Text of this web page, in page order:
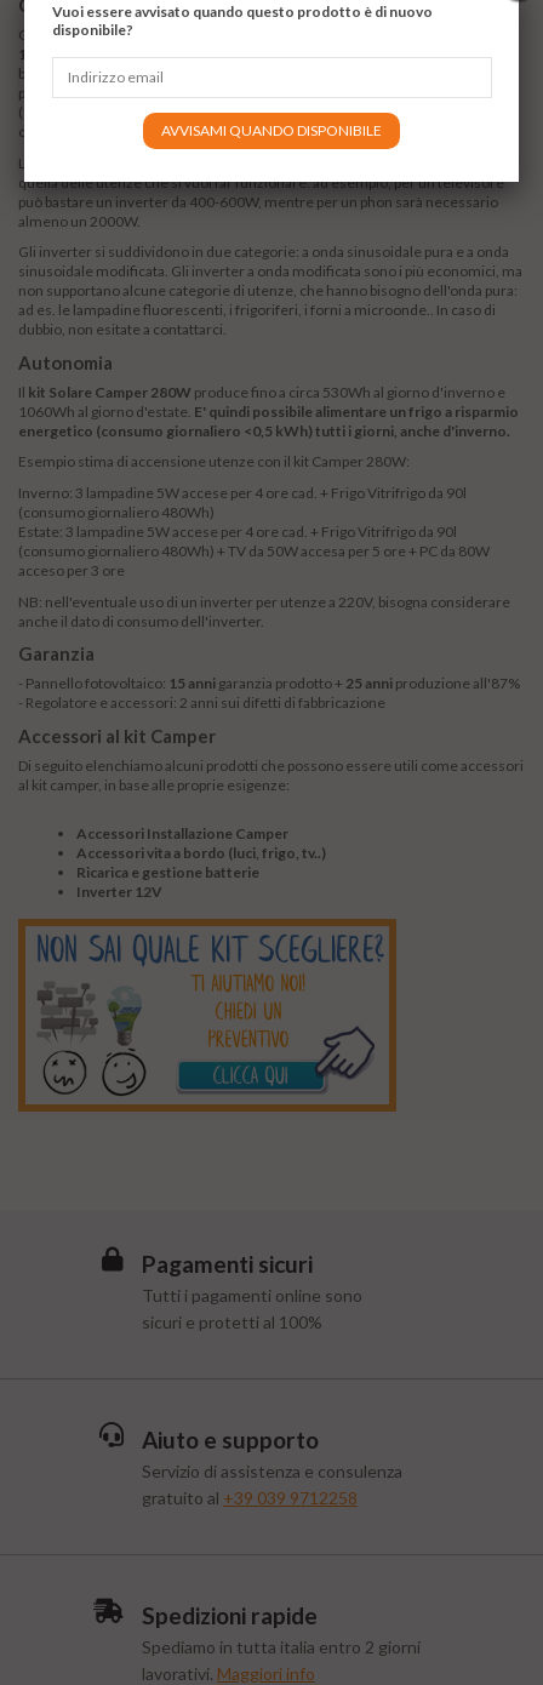
Cosa alimentare
Questo kit èadatto ad alimentare tutte le applicazioni in corrente continua a
12V
. Per le utenze a 220V, invece, serve aggiungere un inverter. Nella scelta,
bisogna tener presente che anche l’inverter ha un proprio consumo, quindi,
per preservare l’autonomia del sistema, è consigliato preferire utenze a 12V
(es: acquistare Tv a 12V, oppure collegare il pc direttamente, con un apposito
cavo, saltando il trasformatore).
La scelta dell’inverter non è legata alla potenza dei pannelli fotovoltaici, ma a
quella delle utenze che si vuol far funzionare: ad esempio, per un televisore
può bastare un inverter da 400-600W, mentre per un phon sarà necessario
almeno un 2000W.
Gli inverter si suddividono in due categorie: a onda sinusoidale pura e a onda
sinusoidale modificata. Gli inverter a onda modificata sono i più economici, ma
non supportano alcune categorie di utenze, che hanno bisogno dell'onda pura:
ad es. le lampadine fluorescenti, i frigoriferi, i forni a microonde.. In caso di
dubbio, non esitate a contattarci.
Autonomia
Il kit Solare Camper 280W produce fino a circa 530Wh al giorno d'inverno e
1060Wh al giorno d'estate. E' quindi possibile alimentare un frigo a risparmio
energetico (consumo giornaliero <0,5 kWh) tutti i giorni, anche d'inverno.
Esempio stima di accensione utenze con il kit Camper 280W:
Inverno: 3 lampadine 5W accese per 4 ore cad. + Frigo Vitrifrigo da 90l
(consumo giornaliero 480Wh)
Estate: 3 lampadine 5W accese per 4 ore cad. + Frigo Vitrifrigo da 90l
(consumo giornaliero 480Wh) + TV da 50W accesa per 5 ore + PC da 80W
acceso per 3 ore
NB: nell'eventuale uso di un inverter per utenze a 220V, bisogna considerare
anche il dato di consumo dell'inverter.
Garanzia
- Pannello fotovoltaico: 15 anni garanzia prodotto + 25 anni produzione all'87%
- Regolatore e accessori: 2 anni sui difetti di fabbricazione
Accessori al kit Camper
Di seguito elenchiamo alcuni prodotti che possono essere utili come accessori
al kit camper, in base alle proprie esigenze:
Accessori Installazione Camper
Accessori vita a bordo (luci, frigo, tv..)
Ricarica e gestione batterie
Inverter 12V
Pagamenti sicuri
Tutti i pagamenti online sono
sicuri e protetti al 100%
Aiuto e supporto
Servizio di assistenza e consulenza
gratuito al +39 039 9712258
Spedizioni rapide
Spediamo in tutta italia entro 2 giorni
lavorativi. Maggiori info
Vuoi essere avvisato quando questo prodotto è di nuovo
disponibile?
AVVISAMI QUANDO DISPONIBILE